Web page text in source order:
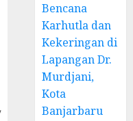
Bencana
Karhutla dan
Kekeringan di
Lapangan Dr.
Murdjani,
Kota
Banjarbaru